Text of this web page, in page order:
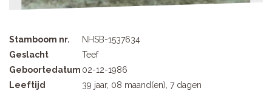
Stamboom nr.
NHSB-1537634
Geslacht
Teef
Geboortedatum 02-12-1986
Leeftijd
39 jaar, 08 maand(en), 7 dagen